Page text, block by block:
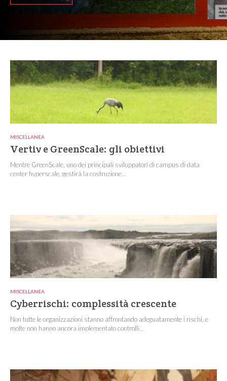
MISCELLANEA
Vertiv e GreenScale: gli obiettivi
Mentre GreenScale, uno dei principali sviluppatori di campus di data
center hyperscale, gestirà la costruzione...
MISCELLANEA
Cyberrischi: complessità crescente
Non tutte le organizzazioni stanno affrontando adeguatamente i rischi, e
molte non hanno ancora implementato controlli...